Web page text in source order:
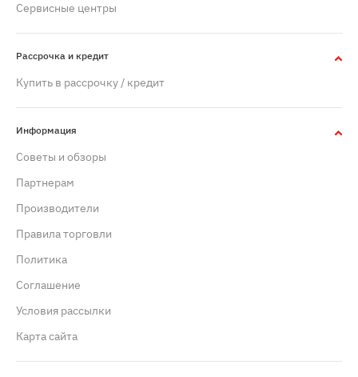
Сервисные центры
Рассрочка и кредит
Купить в рассрочку / кредит
Информация
Советы и обзоры
Партнерам
Производители
Правила торговли
Политика
Cоглашение
Условия рассылки
Карта сайта